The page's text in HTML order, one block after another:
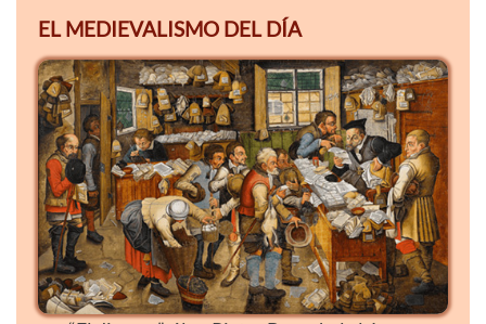
EL MEDIEVALISMO DEL DÍA